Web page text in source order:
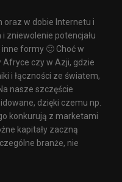
oraz w dobie Internetu i
zniewolenie potencjału
formy 🙂 Choć w
czy w Azji, gdzie
i łączności ze światem,
nasze szczęście
dzięki czemu np.
konkurują z marketami
kapitały zaczną
branże, nie